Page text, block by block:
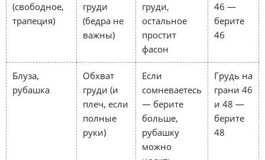
(свободное,
трапеция)
груди
(бедра не
важны)
груди,
остальное
простит
фасон
46 —
берите
46
Блуза,
рубашка
Обхват
груди (и
плеч, если
полные
руки)
Если
сомневаетесь
— берите
больше,
рубашку
можно
Грудь на
грани 46
и 48 —
берите
48